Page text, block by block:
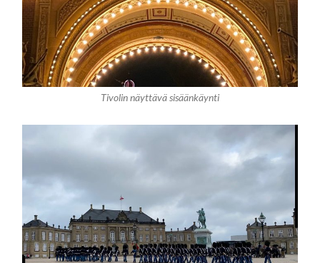
Tivolin näyttävä sisäänkäynti